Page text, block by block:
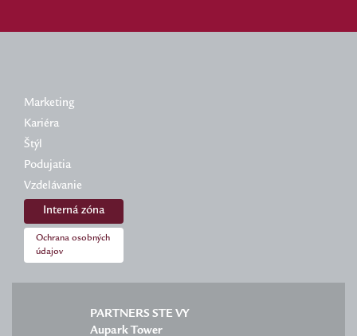
Marketing
Kariéra
Štýl
Podujatia
Vzdelávanie
Interná zóna
Ochrana osobných
údajov
PARTNERS STE VY
Aupark Tower